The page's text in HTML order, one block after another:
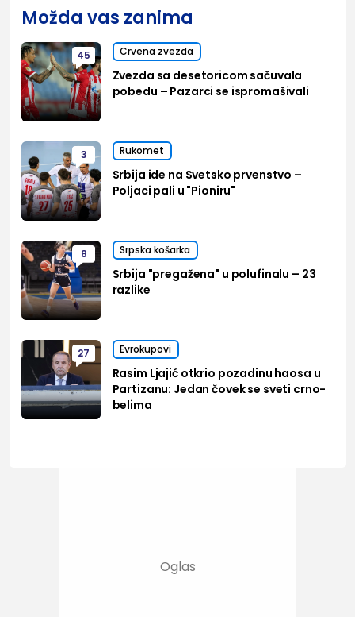
Možda vas zanima
45 Crvena zvezda
Zvezda sa desetoricom sačuvala
pobedu – Pazarci se ispromašivali
3 Rukomet
Srbija ide na Svetsko prvenstvo –
Poljaci pali u "Pioniru"
8 Srpska košarka
Srbija "pregažena" u polufinalu – 23
razlike
27 Evrokupovi
Rasim Ljajić otkrio pozadinu haosa u
Partizanu: Jedan čovek se sveti crno-
belima